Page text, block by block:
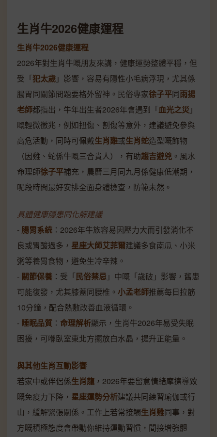
生肖牛2026健康運程
生肖牛2026健康運程
2026年對生肖牛嘅朋友來講，健康運勢整體平穩，但
受「犯太歲」影響，容易有隱性小毛病浮現，尤其係
腸胃同關節問題要格外留神。民俗專家徐子平同雨揚
老師都指出，牛年出生者2026年會遇到「血光之災 」
嘅輕微徵兆，例如扭傷、割傷等意外，建議避免參與
高危活動，同時可佩戴生肖雞或生肖蛇造型嘅飾物
（因雞、蛇係牛嘅三合貴人），有助趨吉避兇 。風水
命理師徐子平補充，農曆三月同九月係健康低潮期，
呢段時間最好安排全面身體檢查，防範未然。
具體健康隱患同化解建議
- 腸胃系統 ：2026年牛族容易因壓力大而引發消化不
良或胃酸過多， 星座大師艾菲爾建議多食南瓜、小米
粥等養胃食物，避免生冷辛辣。
- 關節保養 ：受「民俗禁忌」中嘅「歲破」影響，舊患
可能復發，尤其膝蓋同腰椎。 小孟老師推薦每日拉筋
10分鐘，配合熱敷改善血液循環。
- 睡眠品質 ： 命理解析顯示，生肖牛2026年易受失眠
困擾，可喺臥室東北方擺放白水晶，提升正能量。
與其他生肖互動影響
若家中或伴侶係生肖龍 ，2026年要留意情緒摩擦導致
嘅免疫力下降， 星座運勢分析建議共同練習瑜伽或行
山，緩解緊張關係。工作上若常接觸生肖雞同事，對
方嘅積極態度會帶動你維持運動習慣，間接增強體